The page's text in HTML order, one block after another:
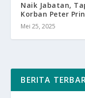
Naik Jabatan,
Korban Peter
Mei 25, 2025
BERITA